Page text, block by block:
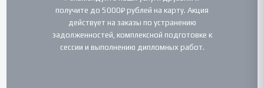
получите до 5000₽ рублей на карту. Акция
действует на заказы по устранению
задолженностей, комплексной подготовке к
сессии и выполнению дипломных работ.